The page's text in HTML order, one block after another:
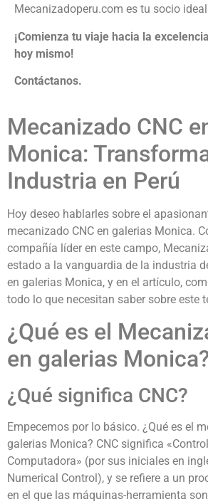
Mecanizadoperu.com es tu socio
¡Comienza tu viaje hacia la
hoy mismo!
Contáctanos.
Mecanizado CNC
Monica:
Industria en Perú
Hoy deseo hablarles sobre el
mecanizado CNC en galerias Monica.
compañía líder en este campo,
estado a la vanguardia de la industria
en galerias Monica, y en el artículo,
todo lo que necesitan saber sobre este
¿Qué es el
en galerias
¿Qué significa CNC?
Empecemos por lo básico. ¿Qué es el
galerias Monica? CNC significa
Computadora» (por sus iniciales en
Numerical Control), y se refiere a un
en el que las máquinas-herramienta